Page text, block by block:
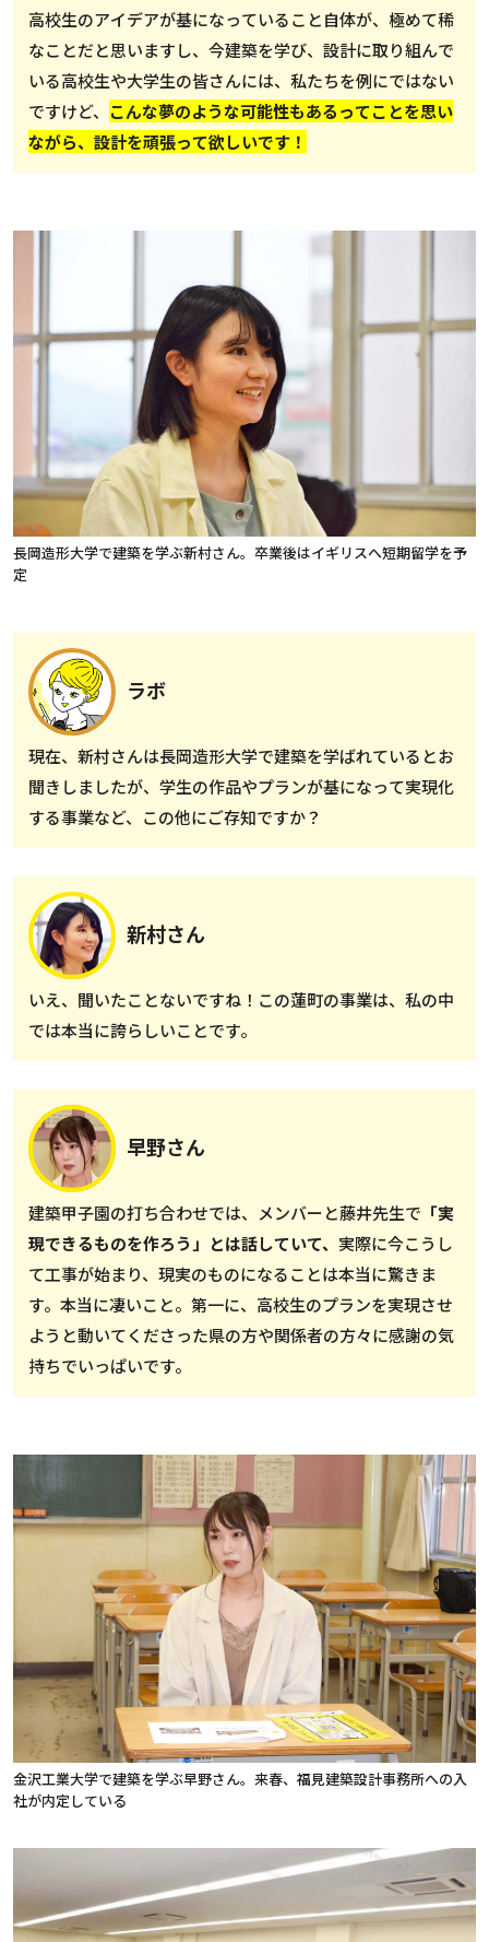
高校生のアイデアが基になっていること自体が、極めて稀
なことだと思いますし、今建築を学び、設計に取り組んで
いる高校生や大学生の皆さんには、私たちを例にではない
ですけど、 こんな夢のような可能性もあるってことを思い
ながら、設計を頑張って欲しいです！
長岡造形大学で建築を学ぶ新村さん。卒業後はイギリスへ短期留学を予
定
ラボ
現在、新村さんは長岡造形大学で建築を学ばれているとお
聞きしましたが、学生の作品やプランが基になって実現化
する事業など、この他にご存知ですか？
新村さん
いえ、聞いたことないですね！この蓮町の事業は、私の中
では本当に誇らしいことです。
早野さん
建築甲子園の打ち合わせでは、メンバーと藤井先生で 「実
現できるものを作ろう」とは話していて、 実際に今こうし
て工事が始まり、現実のものになることは本当に驚きま
す。本当に凄いこと。第一に、高校生のプランを実現させ
ようと動いてくださった県の方や関係者の方々に感謝の気
持ちでいっぱいです。
金沢工業大学で建築を学ぶ早野さん。来春、福見建築設計事務所への入
社が内定している